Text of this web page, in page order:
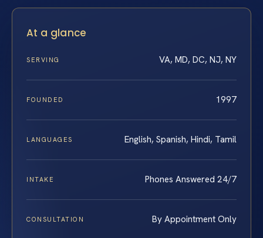
At a glance
SERVING VA, MD, DC, NJ, NY
FOUNDED 1997
LANGUAGES English, Spanish, Hindi, Tamil
INTAKE Phones Answered 24/7
CONSULTATION By Appointment Only